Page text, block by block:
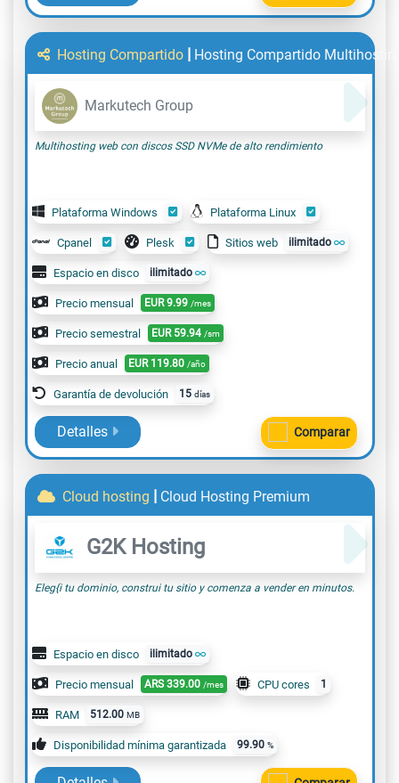
Hosting Compartido | Hosting Compartido
Markutech Group
Multihosting web con discos SSD NVMe de alto rendimiento
Plataforma Windows Plataforma Linux
Cpanel Plesk Sitios web ilimitado
Espacio en disco ilimitado
Precio mensual EUR 9.99 /mes
Precio semestral EUR 59.94 /sm
Precio anual EUR 119.80 /año
Garantía de devolución 15 días
Detalles Comparar
Cloud hosting | Cloud Hosting Premium
G2K Hosting
Eleg{i tu dominio, construi tu sitio y comenza a vender en minutos.
Espacio en disco ilimitado
Precio mensual ARS 339.00 /mes CPU cores 1
RAM 512.00 MB
Disponibilidad mínima garantizada 99.90 %